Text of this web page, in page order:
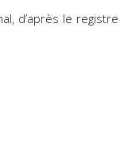
d’après le registre